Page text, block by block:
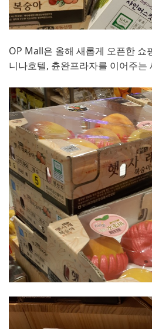
OP Mall은 올해 새롭게 오픈한 쇼
니나호텔, 츈완프라자를 이어주는